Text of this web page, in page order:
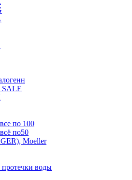
по 100
по50
Moeller
протечки воды